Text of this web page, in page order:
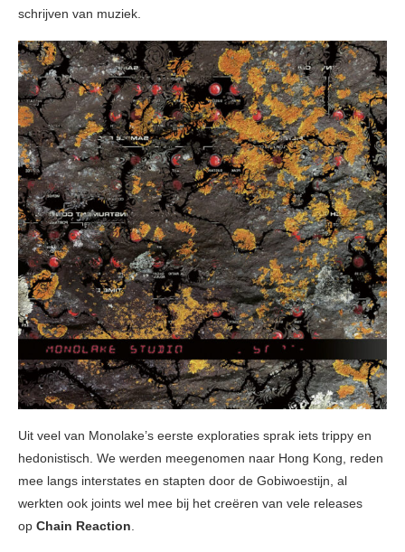
schrijven van muziek.
Uit veel van Monolake’s eerste exploraties sprak iets trippy en
hedonistisch. We werden meegenomen naar Hong Kong, reden
mee langs interstates en stapten door de Gobiwoestijn, al
werkten ook joints wel mee bij het creëren van vele releases
op Chain Reaction.